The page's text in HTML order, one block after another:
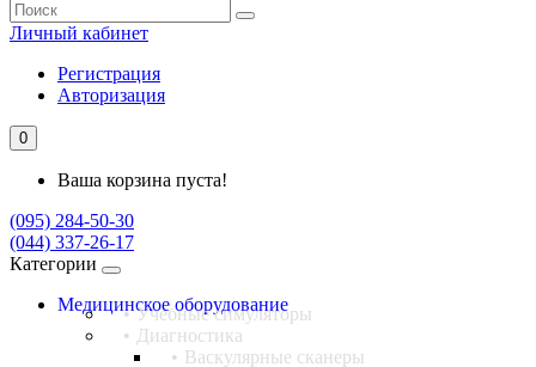
Личный кабинет
Регистрация
Авторизация
0
Ваша корзина пуста!
(095) 284-50-30
(044) 337-26-17
Категории
Медицинское оборудование
Учебные симуляторы
Диагностика
Васкулярные сканеры